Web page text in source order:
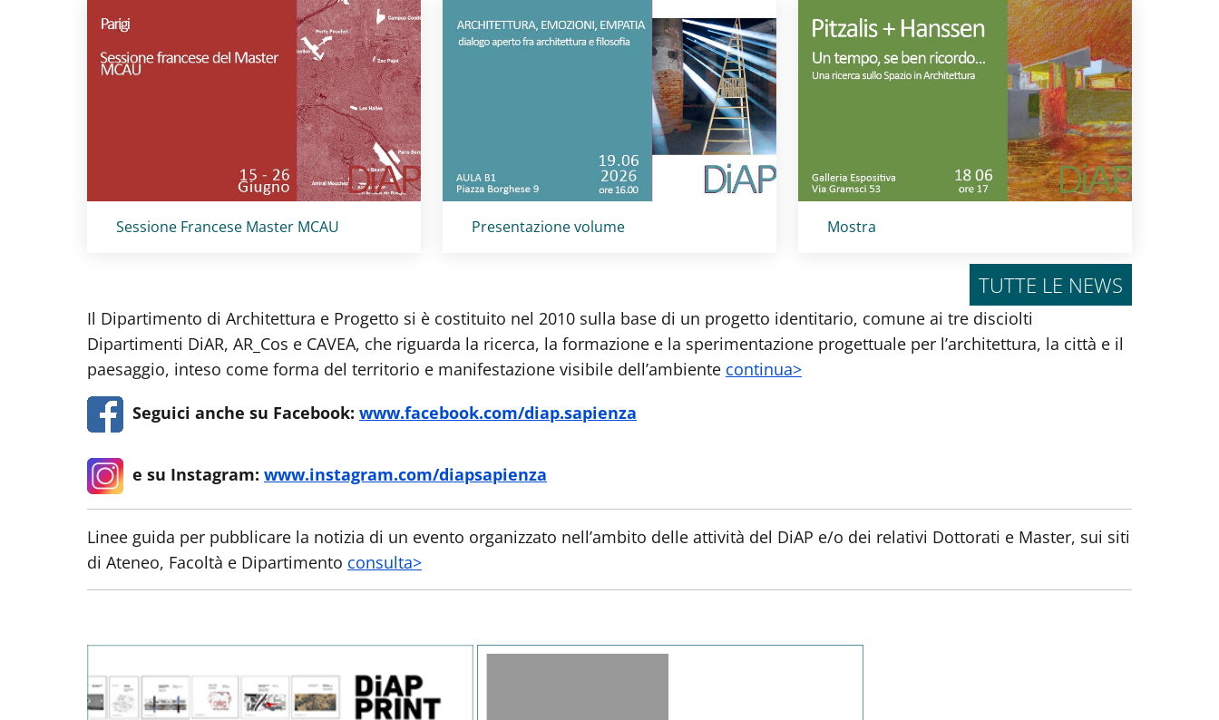
Titolo card:
Sessione Francese Master MCAU Titolo card:
Presentazione volume Titolo card
Mostra
TUTTE LE NEWS
Il Dipartimento di Architettura e Progetto si è costituito nel 2010 sulla base di un progetto identitario, comune ai tre disciolti
Dipartimenti DiAR, AR_Cos e CAVEA, che riguarda la ricerca, la formazione e la sperimentazione progettuale per l’architettura, la città e il
paesaggio, inteso come forma del territorio e manifestazione visibile dell’ambiente continua>
Seguici anche su Facebook: www.facebook.com/diap.sapienza
e su Instagram: www.instagram.com/diapsapienza
Linee guida per pubblicare la notizia di un evento organizzato nell’ambito delle attività del DiAP e/o dei relativi Dottorati e Master, sui siti
di Ateneo, Facoltà e Dipartimento consulta>